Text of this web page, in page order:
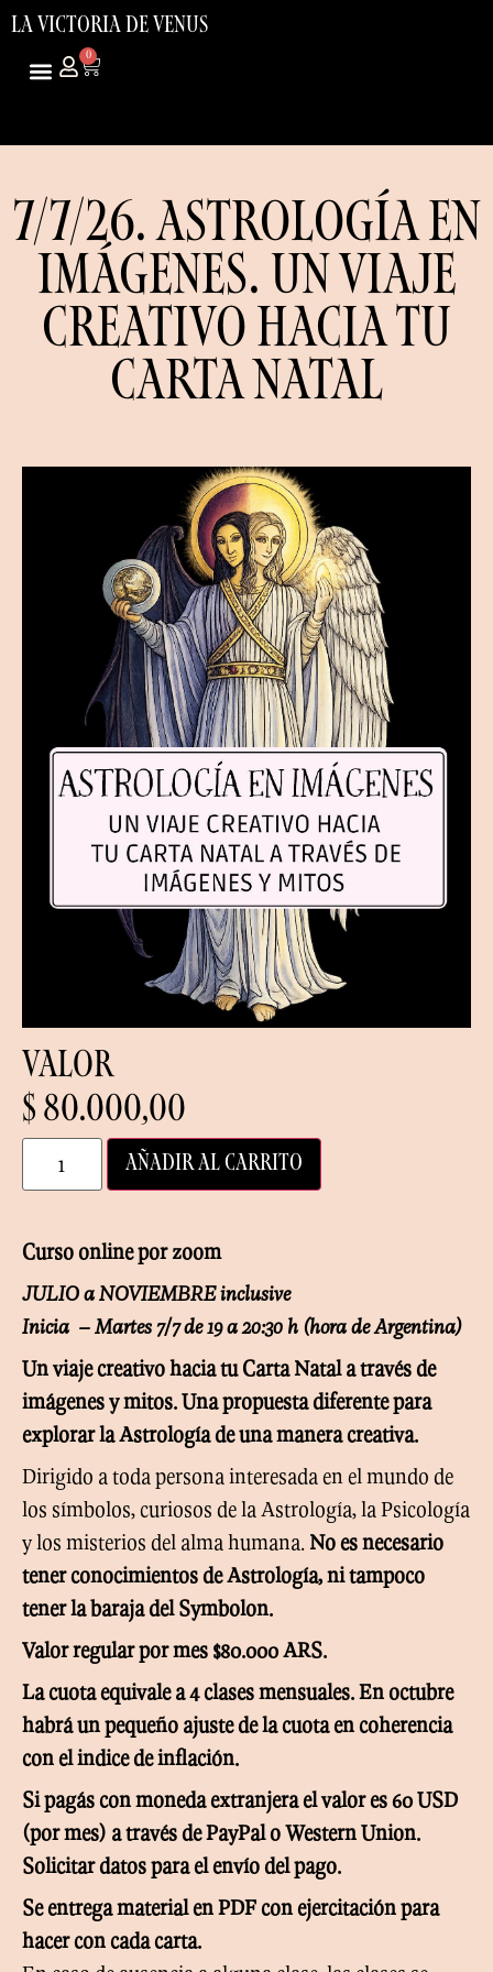
LA VICTORIA DE VENUS
0
7/7/26. ASTROLOGÍA EN
IMÁGENES. UN VIAJE
CREATIVO HACIA TU
CARTA NATAL
VALOR
$ 80.000,00
AÑADIR AL CARRITO
Curso online por zoom
JULIO a NOVIEMBRE inclusive
Inicia – Martes 7/7 de 19 a 20:30 h (hora de Argentina)
Un viaje creativo hacia tu Carta Natal a través de
imágenes y mitos. Una propuesta diferente para
explorar la Astrología de una manera creativa.
Dirigido a toda persona interesada en el mundo de
los símbolos, curiosos de la Astrología, la Psicología
y los misterios del alma humana.No es necesario
tener conocimientos de Astrología, ni tampoco
tener la baraja del Symbolon.
Valor regular por mes $80.000 ARS.
La cuota equivale a 4 clases mensuales. En octubre
habrá un pequeño ajuste de la cuota en coherencia
con el indice de inflación.
Si pagás con moneda extranjera el valor es 60 USD
(por mes) a través de PayPal o Western Union.
Solicitar datos para el envío del pago.
Se entrega material en PDF con ejercitación para
hacer con cada carta.